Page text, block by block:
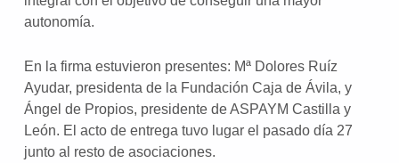
autonomía.
En la firma estuvieron presentes: Mª Dolores Ruíz
Ayudar, presidenta de la Fundación Caja de Ávila, y
Ángel de Propios, presidente de ASPAYM Castilla y
León. El acto de entrega tuvo lugar el pasado día 27
junto al resto de asociaciones.